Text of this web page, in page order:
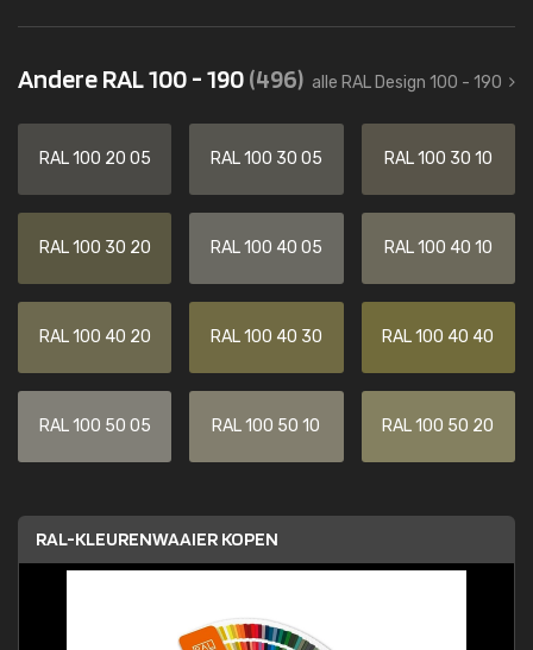
Andere RAL 100 - 190(496) alle RAL Design 100 - 190
RAL 100 20 05 RAL 100 30 05 RAL 100 30 10
RAL 100 30 20 RAL 100 40 05 RAL 100 40 10
RAL 100 40 20 RAL 100 40 30 RAL 100 40 40
RAL 100 50 05 RAL 100 50 10 RAL 100 50 20
RAL-KLEURENWAAIER KOPEN